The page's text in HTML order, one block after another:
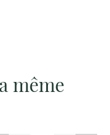
même